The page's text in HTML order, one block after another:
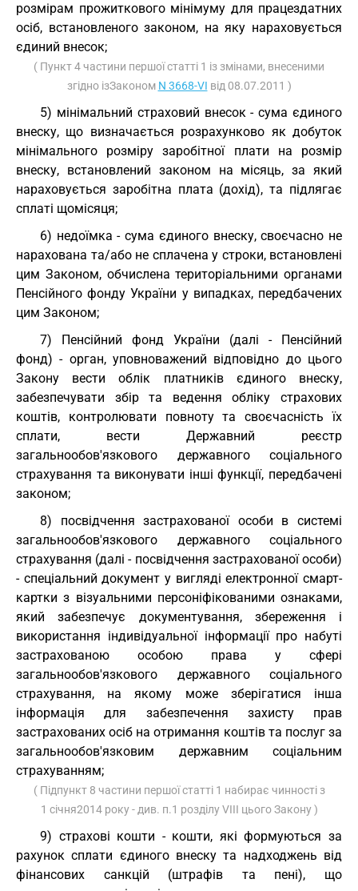
розмірам прожиткового мінімуму для працездатних
осіб, встановленого законом, на яку нараховується
єдиний внесок;
( Пункт 4 частини першої статті 1 із змінами, внесеними
згідно ізЗаконом N 3668-VI від 08.07.2011 )
5) мінімальний страховий внесок - сума єдиного
внеску, що визначається розрахунково як добуток
мінімального розміру заробітної плати на розмір
внеску, встановлений законом на місяць, за який
нараховується заробітна плата (дохід), та підлягає
сплаті щомісяця;
6) недоїмка - сума єдиного внеску, своєчасно не
нарахована та/або не сплачена у строки, встановлені
цим Законом, обчислена територіальними органами
Пенсійного фонду України у випадках, передбачених
цим Законом;
7) Пенсійний фонд України (далі - Пенсійний
фонд) - орган, уповноважений відповідно до цього
Закону вести облік платників єдиного внеску,
забезпечувати збір та ведення обліку страхових
коштів, контролювати повноту та своєчасність їх
сплати, вести Державний реєстр
загальнообов'язкового державного соціального
страхування та виконувати інші функції, передбачені
законом;
8) посвідчення застрахованої особи в системі
загальнообов'язкового державного соціального
страхування (далі - посвідчення застрахованої особи)
- спеціальний документ у вигляді електронної смарт-
картки з візуальними персоніфікованими ознаками,
який забезпечує документування, збереження і
використання індивідуальної інформації про набуті
застрахованою особою права у сфері
загальнообов'язкового державного соціального
страхування, на якому може зберігатися інша
інформація для забезпечення захисту прав
застрахованих осіб на отримання коштів та послуг за
загальнообов'язковим державним соціальним
страхуванням;
( Підпункт 8 частини першої статті 1 набирає чинності з
1 січня2014 року - див. п.1 розділу VIII цього Закону )
9) страхові кошти - кошти, які формуються за
рахунок сплати єдиного внеску та надходжень від
фінансових санкцій (штрафів та пені), що